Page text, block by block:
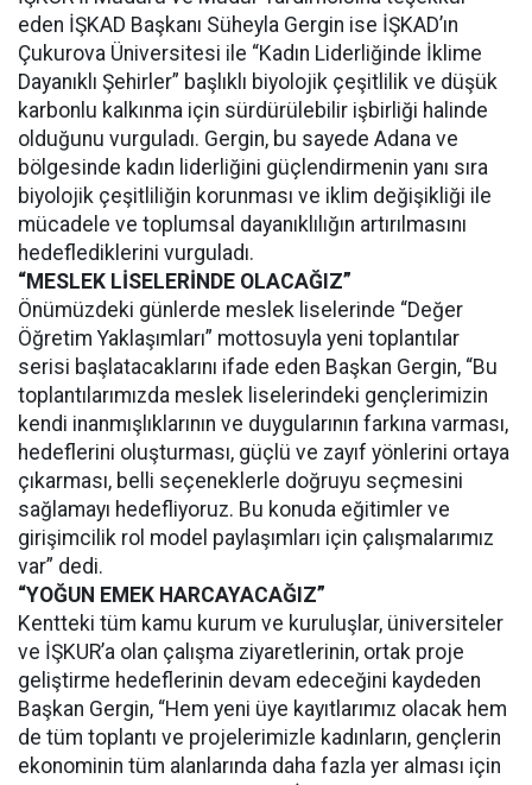
eden İŞKAD Başkanı Süheyla Gergin ise İŞKAD’ın
Çukurova Üniversitesi ile “Kadın Liderliğinde İklime
Dayanıklı Şehirler” başlıklı biyolojik çeşitlilik ve düşük
karbonlu kalkınma için sürdürülebilir işbirliği halinde
olduğunu vurguladı. Gergin, bu sayede Adana ve
bölgesinde kadın liderliğini güçlendirmenin yanı sıra
biyolojik çeşitliliğin korunması ve iklim değişikliği ile
mücadele ve toplumsal dayanıklılığın artırılmasını
hedeflediklerini vurguladı.
“MESLEK LİSELERİNDE OLACAĞIZ”
Önümüzdeki günlerde meslek liselerinde “Değer
Öğretim Yaklaşımları” mottosuyla yeni toplantılar
serisi başlatacaklarını ifade eden Başkan Gergin, “Bu
toplantılarımızda meslek liselerindeki gençlerimizin
kendi inanmışlıklarının ve duygularının farkına varması,
hedeflerini oluşturması, güçlü ve zayıf yönlerini ortaya
çıkarması, belli seçeneklerle doğruyu seçmesini
sağlamayı hedefliyoruz. Bu konuda eğitimler ve
girişimcilik rol model paylaşımları için çalışmalarımız
var” dedi.
“YOĞUN EMEK HARCAYACAĞIZ”
Kentteki tüm kamu kurum ve kuruluşlar, üniversiteler
ve İŞKUR’a olan çalışma ziyaretlerinin, ortak proje
geliştirme hedeflerinin devam edeceğini kaydeden
Başkan Gergin, “Hem yeni üye kayıtlarımız olacak hem
de tüm toplantı ve projelerimizle kadınların, gençlerin
ekonominin tüm alanlarında daha fazla yer alması için